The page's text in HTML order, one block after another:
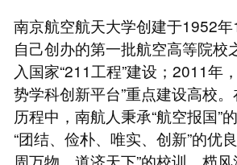
南京航空航天大学创建于1952
自己创办的第一批航空高等院校
入国家“211工程”建设；2011年
势学科创新平台”重点建设高校
历程中，南航人秉承“航空报国”
“团结、俭朴、唯实、创新”的优
周万物，道济天下”的校训，栉